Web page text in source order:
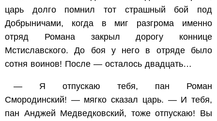
царь долго помнил тот страшный бой под
Добрыничами, когда в миг разгрома именно
отряд Романа закрыл дорогу коннице
Мстиславского. До боя у него в отряде было
сотня воинов! После — осталось двадцать…
— Я отпускаю тебя, пан Роман
Смородинский! — мягко сказал царь. — И тебя,
пан Анджей Медведковский, тоже отпускаю! Вы